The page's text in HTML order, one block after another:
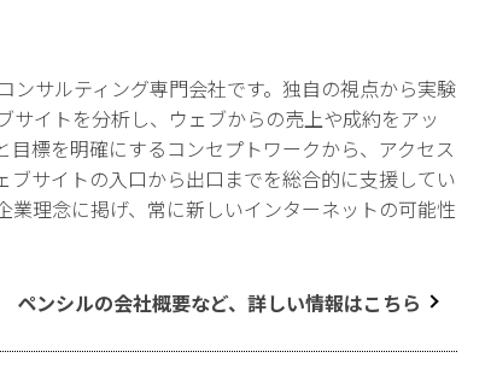
サルティング専門会社です。独自の視点から実験
イトを分析し、ウェブからの売上や成約をアッ
標を明確にするコンセプトワークから、アクセス
サイトの入口から出口までを総合的に支援してい
理念に掲げ、常に新しいインターネットの可能性
ペンシルの会社概要など、詳しい情報はこちら